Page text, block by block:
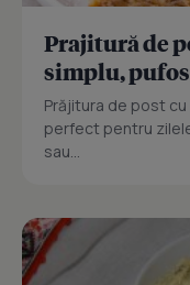
Prajitură de
simplu,
Prăjitura de post
perfect pentru
sau...